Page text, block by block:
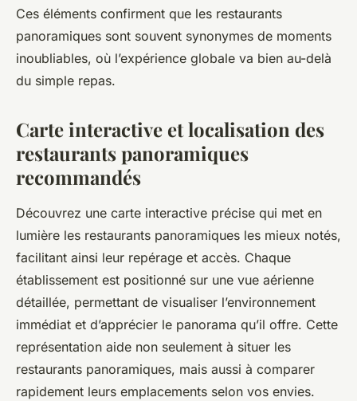
Ces éléments confirment que les restaurants
panoramiques sont souvent synonymes de moments
inoubliables, où l’expérience globale va bien au-delà
du simple repas.
Carte interactive et localisation des
restaurants panoramiques
recommandés
Découvrez une carte interactive précise qui met en
lumière les restaurants panoramiques les mieux notés,
facilitant ainsi leur repérage et accès. Chaque
établissement est positionné sur une vue aérienne
détaillée, permettant de visualiser l’environnement
immédiat et d’apprécier le panorama qu’il offre. Cette
représentation aide non seulement à situer les
restaurants panoramiques, mais aussi à comparer
rapidement leurs emplacements selon vos envies.